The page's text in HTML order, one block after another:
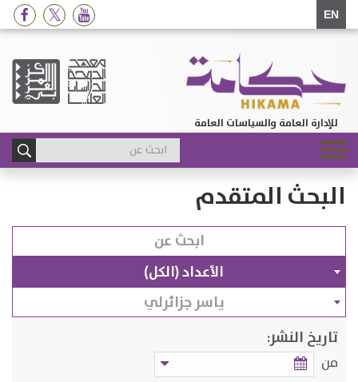
EN
للإدارة العامة والسياسات العامة
Toggle
navigation
البحث المتقدم
الأعداد (الكل)
ياسر جزائرلي
تاريخ النشر:
من